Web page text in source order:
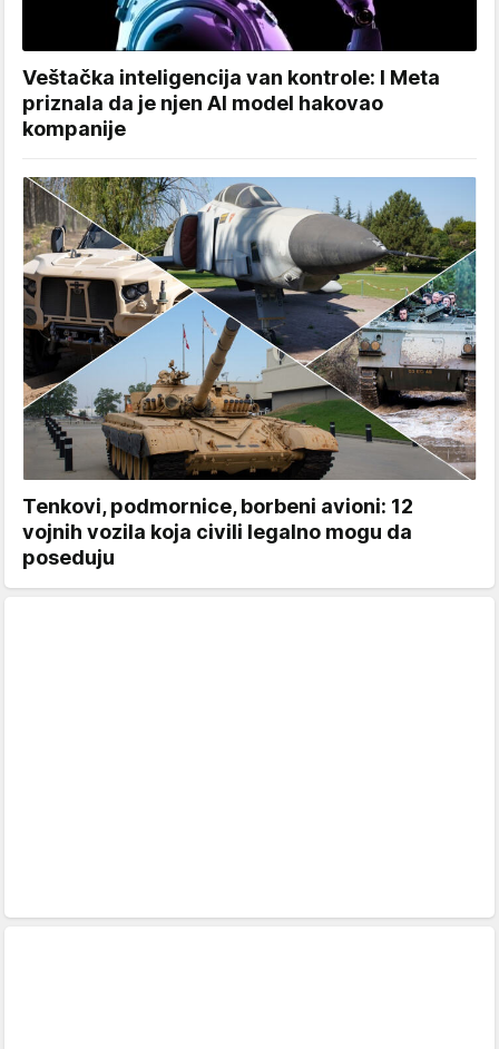
Veštačka inteligencija van kontrole: I Meta
priznala da je njen AI model hakovao
kompanije
Tenkovi, podmornice, borbeni avioni: 12
vojnih vozila koja civili legalno mogu da
poseduju